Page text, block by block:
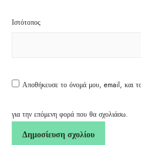
Ιστότοπος
Αποθήκευσε το όνομά μου, email, και
για την επόμενη φορά που θα σχολιάσω.